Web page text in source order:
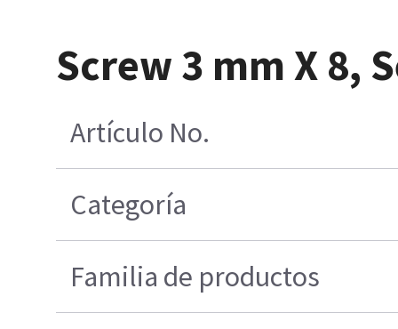
Screw 3 mm X 8,
Artículo No.
Categoría
Familia de productos